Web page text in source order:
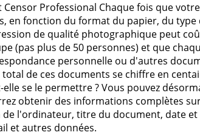
Censor Professional Chaque fois que
en fonction du format du papier, du
de qualité photographique peut
(pas plus de 50 personnes) et que
personnelle ou d'autres
de ces documents se chiffre en
elle se le permettre ? Vous pouvez
obtenir des informations complètes
de l'ordinateur, titre du document, date
et autres données.